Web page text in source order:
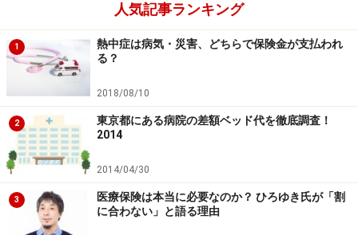
人気記事ランキング
1
熱中症は病気・災害、どちらで保険金が支払われ
る？
2018/08/10
2
東京都にある病院の差額ベッド代を徹底調査！
2014
2014/04/30
3
医療保険は本当に必要なのか？ ひろゆき氏が「割
に合わない」と語る理由